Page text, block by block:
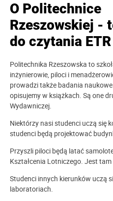
O Politechnice
Rzeszowskiej -
do czytania ETR
Politechnika Rzeszowska to
inżynierowie, piloci i
prowadzi także badania
opisujemy w książkach. Są one
Wydawniczej.
Niektórzy nasi studenci uczą się
studenci będą projektować
Przyszli piloci będą latać
Kształcenia Lotniczego. Jest
Studenci innych kierunków uczą
laboratoriach.